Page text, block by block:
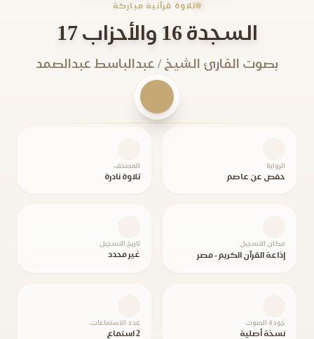
تلاوة قرآنية مباركة
السجدة 16 والأحزاب 17
بصوت القارئ الشيخ / عبدالباسط عبدالصمد
الرواية
حفص عن عاصم
المصحف
تلاوة نادرة
مكان التسجيل
إذاعة القرآن الكريم - مصر
تاريخ التسجيل
غير محدد
جودة الصوت
نسخة أصلية
عدد الاستماعات
2 استماع